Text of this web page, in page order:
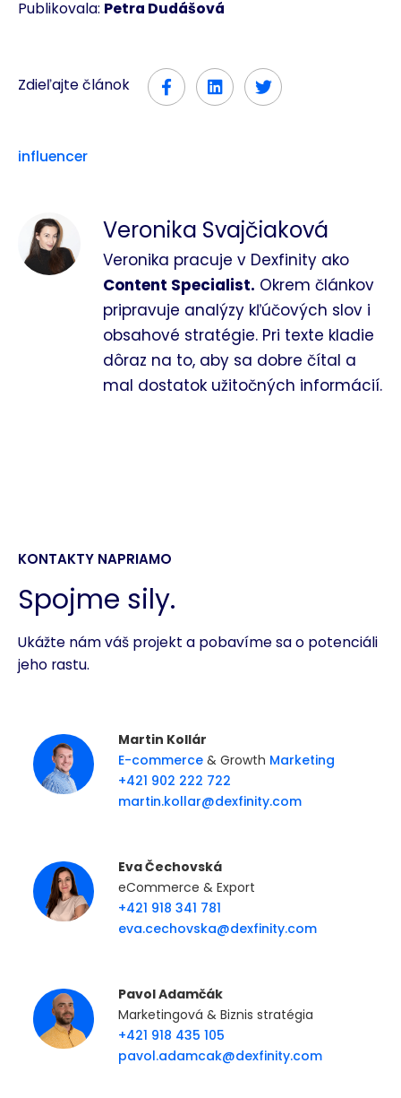
Publikovala: Petra Dudášová
Zdieľajte článok
influencer
Veronika Svajčiaková
Veronika pracuje v Dexfinity ako
Content Specialist. Okrem článkov
pripravuje analýzy kľúčových slov i
obsahové stratégie. Pri texte kladie
dôraz na to, aby sa dobre čítal a
mal dostatok užitočných informácií.
KONTAKTY NAPRIAMO
Spojme sily.
Ukážte nám váš projekt a pobavíme sa o potenciáli
jeho rastu.
Martin Kollár
E-commerce & Growth Marketing
+421 902 222 722
martin.kollar@dexfinity.com
Eva Čechovská
eCommerce & Export
+421 918 341 781
eva.cechovska@dexfinity.com
Pavol Adamčák
Marketingová & Biznis stratégia
+421 918 435 105
pavol.adamcak@dexfinity.com